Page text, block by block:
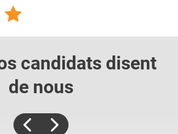
candidats disent
de nous